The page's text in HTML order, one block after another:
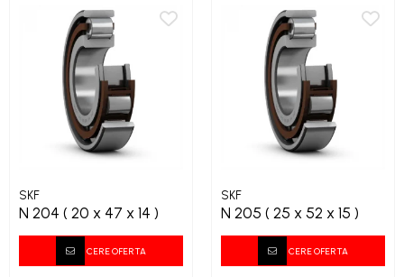
SKF
N 204 ( 20 x 47 x 14 )
CERE OFERTA
SKF
N 205 ( 25 x 52 x 15 )
CERE OFERTA